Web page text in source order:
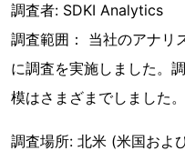
調査者: SDKI Analytics
調査範囲： 当社のアナリ
に調査を実施しました。
模はさまざまでしました。
調査場所: 北米 (米国およ